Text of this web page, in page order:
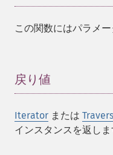
この関数にはパラメー
戻り値
Iterator または
インスタンスを返しま